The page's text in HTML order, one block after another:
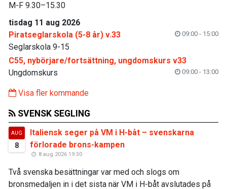
M-F 9.30–15.30
tisdag 11 aug 2026
Piratseglarskola (5-8 år) v.33
09:00 - 15:00
Seglarskola 9-15
C55, nybörjare/fortsättning, ungdomskurs v33
09:00 - 13:00
Ungdomskurs
Visa fler kommande
SVENSK SEGLING
AUG
8
Italiensk seger på VM i H-båt – svenskarna
förlorade brons-kampen
8 aug 2026 19:30
Två svenska besättningar var med och slogs om
bronsmedaljen in i det sista när VM i H-båt avslutades på